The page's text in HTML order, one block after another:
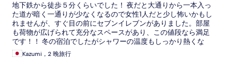
地下鉄から徒歩５分くらいでした！ 夜だと大通りから一本入っ
た道が暗く一通りが少なくなるので女性1人だと少し怖いかもし
れませんが、すぐ目の前にセブンイレブンがありました。部屋
も荷物が広げられて充分なスペースがあり、この値段なら満足
です！！ 冬の宿泊でしたがシャワーの温度もしっかり熱くな
り、ドライヤーも風力が強くて良かったです！確かにシャワー
を浴びるとトイレが濡れますが、このお値段なら妥当です^_^
Kazumi，2 晚旅行